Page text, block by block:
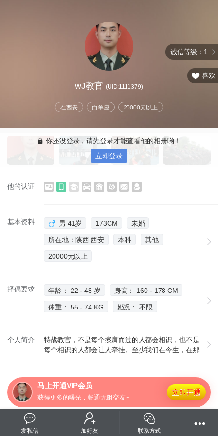
诚信等级：1
wJ教官 (UID:1111379)
在西安 白羊座 20000元以上
喜欢
你还没登录，请先登录才能查看他的相册哟！
立即登录
他的认证
基本资料 男 41岁 173CM 未婚
所在地：陕西 西安 本科 其他
20000元以上
择偶要求 年龄： 22 - 48 岁 身高： 160 - 178 CM
体重： 55 - 74 KG 婚况： 不限
个人简介
特战教官，不是每个擦肩而过的人都会相识，也不是
每个相识的人都会让人牵挂。至少我们在今生，在那
你相遇真的不容易，感谢上天给了我们这次相识，平
时较忙，空时喜欢爬山户外运动，武术健身，希望妳
是一位成熟开朗善良的她，非诚勿扰
马上开通VIP会员
获得更多的曝光，畅通无阻交友~
立即开通
发私信 加好友 联系方式